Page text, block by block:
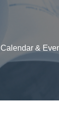
Calendar &